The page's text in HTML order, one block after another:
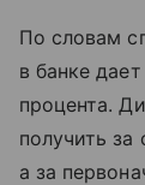
По словам
в банке
процента.
получить за
а за